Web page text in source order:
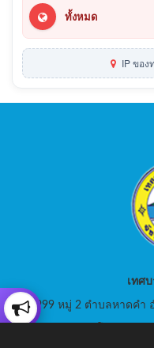
ทั้งหมด
IP ของ
เทศ
999 หมู่ 2 ตำบลหาดคำ